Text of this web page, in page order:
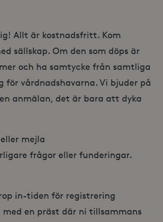
Allt är kostnadsfritt. Kom
sällskap. Om den som döps är
och ha samtycke från samtliga
vårdnadshavarna. Vi bjuder på
anmälan, det är bara att dyka
mejla
frågor eller funderingar.
in-tiden för registrering
en präst där ni tillsammans